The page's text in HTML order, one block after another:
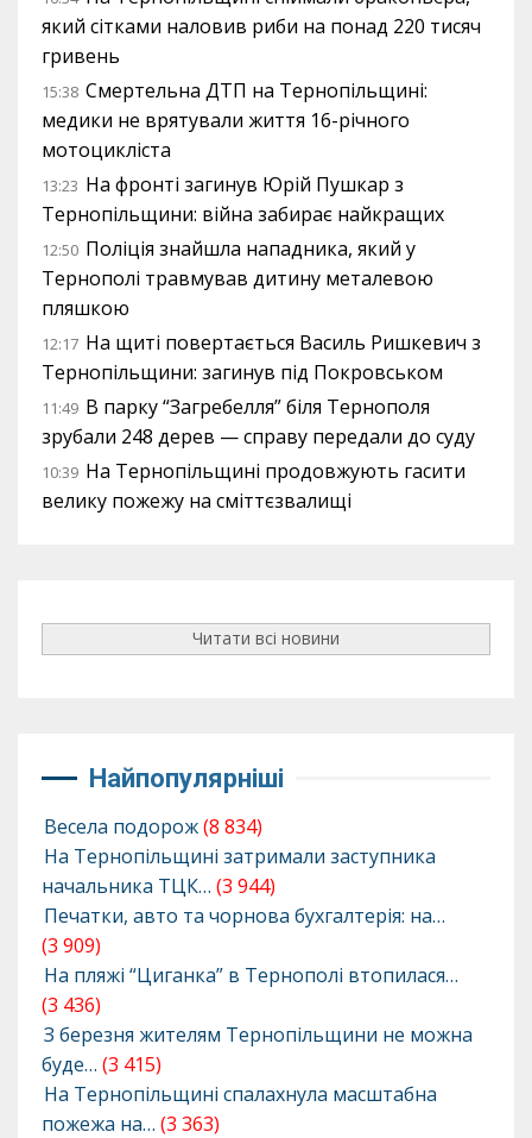
який сітками наловив риби на понад 220 тисяч
гривень
15:38 Смертельна ДТП на Тернопільщині:
медики не врятували життя 16-річного
мотоцикліста
13:23 На фронті загинув Юрій Пушкар з
Тернопільщини: війна забирає найкращих
12:50 Поліція знайшла нападника, який у
Тернополі травмував дитину металевою
пляшкою
12:17 На щиті повертається Василь Ришкевич з
Тернопільщини: загинув під Покровськом
11:49 В парку “Загребелля” біля Тернополя
зрубали 248 дерев — справу передали до суду
10:39 На Тернопільщині продовжують гасити
велику пожежу на сміттєзвалищі
Читати всі новини
Найпопулярніші
Весела подорож(8 834)
На Тернопільщині затримали заступника
начальника ТЦК… (3 944)
Печатки, авто та чорнова бухгалтерія: на…
(3 909)
На пляжі “Циганка” в Тернополі втопилася…
(3 436)
З березня жителям Тернопільщини не можна
буде… (3 415)
На Тернопільщині спалахнула масштабна
пожежа на… (3 363)